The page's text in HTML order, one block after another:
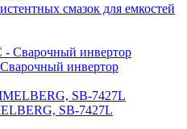
смазок для емкостей
инвертор
SB-7427L